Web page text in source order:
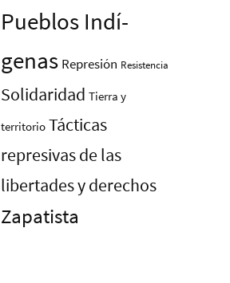
Pueblos Indí­
genas Represión Resistencia
Solidaridad Tierra y
territorio Tácticas
represivas de las
libertades y derechos
Zapatista